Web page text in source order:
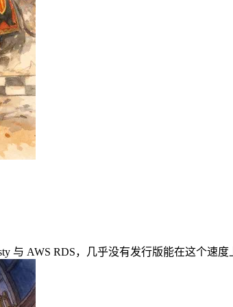
与 AWS RDS，几乎没有发行版能在这个速度